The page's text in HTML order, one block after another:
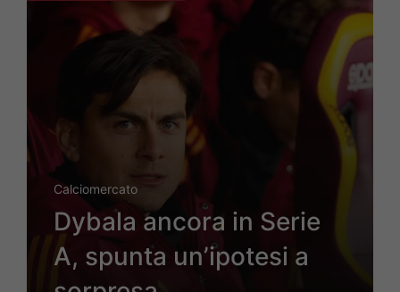
Calciomercato
Dybala ancora in Serie
A, spunta un’ipotesi a